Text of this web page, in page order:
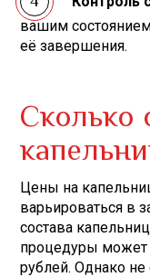
вашим
её завершения.
Сколько
Цены на
варьироваться в
состава
процедуры может
рублей. Однако не